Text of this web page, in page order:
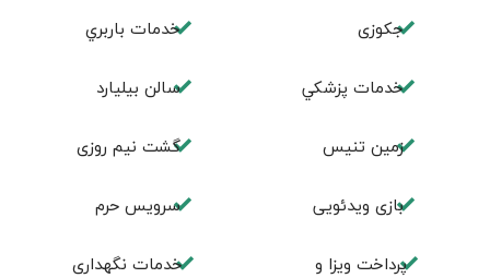
جكوزی خدمات باربري
خدمات پزشكي سالن بيليارد
زمين تنيس گشت نیم روزی
بازی ویدئویی سرویس حرم
پرداخت ویزا و
خدمات نگهداری